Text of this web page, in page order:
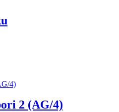
2 (AG/4)